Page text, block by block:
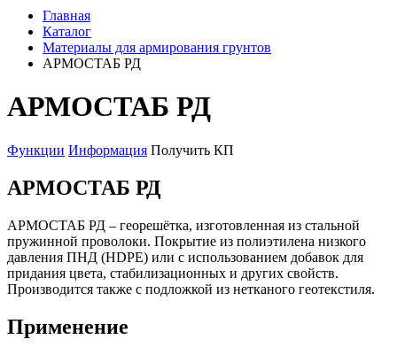
Главная
Каталог
Материалы для армирования грунтов
АРМОСТАБ РД
АРМОСТАБ РД
Функции Информация Получить КП
АРМОСТАБ РД
АРМОСТАБ РД – георешётка, изготовленная из стальной
пружинной проволоки. Покрытие из полиэтилена низкого
давления ПНД (HDPE) или с использованием добавок для
придания цвета, стабилизационных и других свойств.
Производится также с подложкой из нетканого геотекстиля.
Применение